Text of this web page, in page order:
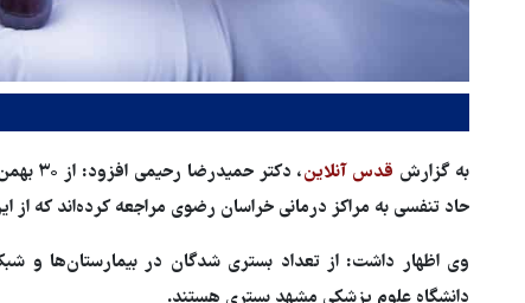
به گزارش قدس آنلاین
حاد تنفسی به مراکز درمانی خراسان رضوی مراجعه کرده‌اند که از این تعداد ۵۶ نفر بهبود یافته و